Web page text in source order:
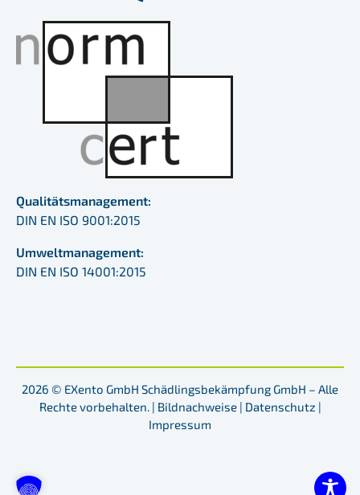
Qualitätsmanagement:
DIN EN ISO 9001:2015
Umweltmanagement:
DIN EN ISO 14001:2015
2026 © EXento GmbH Schädlingsbekämpfung GmbH – Alle
Rechte vorbehalten. | Bildnachweise| Datenschutz |
Impressum